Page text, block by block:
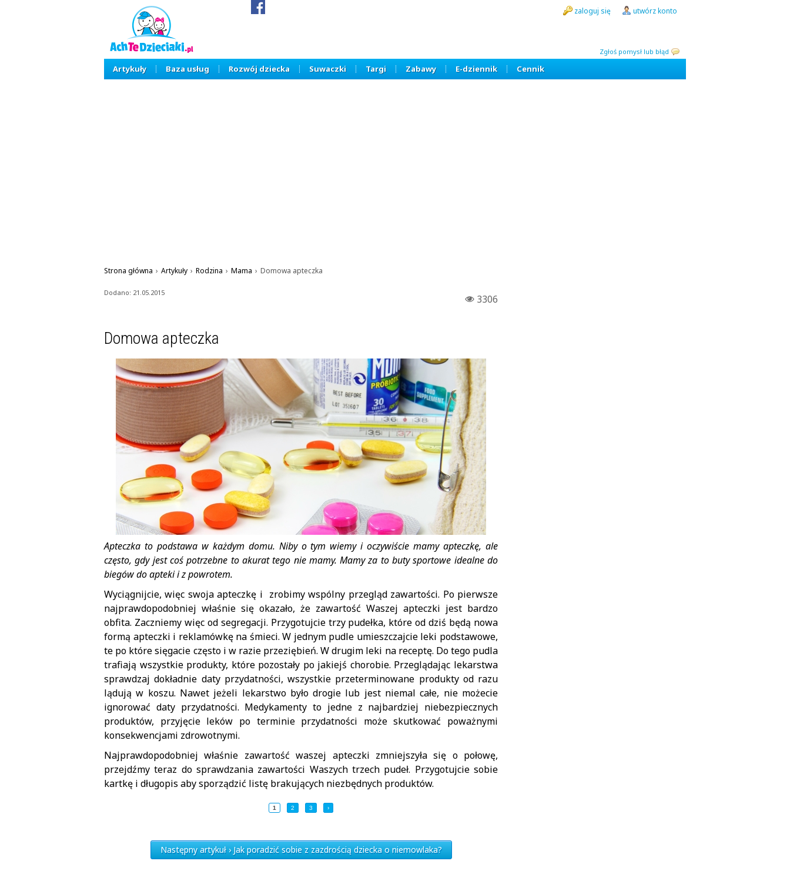
Zgłoś pomysł lub błąd
zaloguj się utwórz konto
Artykuły Baza usług Rozwój dziecka Suwaczki Targi Zabawy E-dziennik Cennik
Strona główna › Artykuły › Rodzina › Mama › Domowa apteczka
3306
Dodano: 21.05.2015
Domowa apteczka
Apteczka to podstawa w każdym domu. Niby o tym wiemy i oczywiście mamy apteczkę, ale
często, gdy jest coś potrzebne to akurat tego nie mamy. Mamy za to buty sportowe idealne do
biegów do apteki i z powrotem.
Wyciągnijcie, więc swoja apteczkę i zrobimy wspólny przegląd zawartości. Po pierwsze
najprawdopodobniej właśnie się okazało, że zawartość Waszej apteczki jest bardzo
obfita. Zaczniemy więc od segregacji. Przygotujcie trzy pudełka, które od dziś będą nowa
formą apteczki i reklamówkę na śmieci. W jednym pudle umieszczajcie leki podstawowe,
te po które sięgacie często i w razie przeziębień. W drugim leki na receptę. Do tego pudla
trafiają wszystkie produkty, które pozostały po jakiejś chorobie. Przeglądając lekarstwa
sprawdzaj dokładnie daty przydatności, wszystkie przeterminowane produkty od razu
lądują w koszu. Nawet jeżeli lekarstwo było drogie lub jest niemal całe, nie możecie
ignorować daty przydatności. Medykamenty to jedne z najbardziej niebezpiecznych
produktów, przyjęcie leków po terminie przydatności może skutkować poważnymi
konsekwencjami zdrowotnymi.
Najprawdopodobniej właśnie zawartość waszej apteczki zmniejszyła się o połowę,
przejdźmy teraz do sprawdzania zawartości Waszych trzech pudeł. Przygotujcie sobie
kartkę i długopis aby sporządzić listę brakujących niezbędnych produktów.
1 2 3 ›
Następny artykuł › Jak poradzić sobie z zazdrością dziecka o niemowlaka?